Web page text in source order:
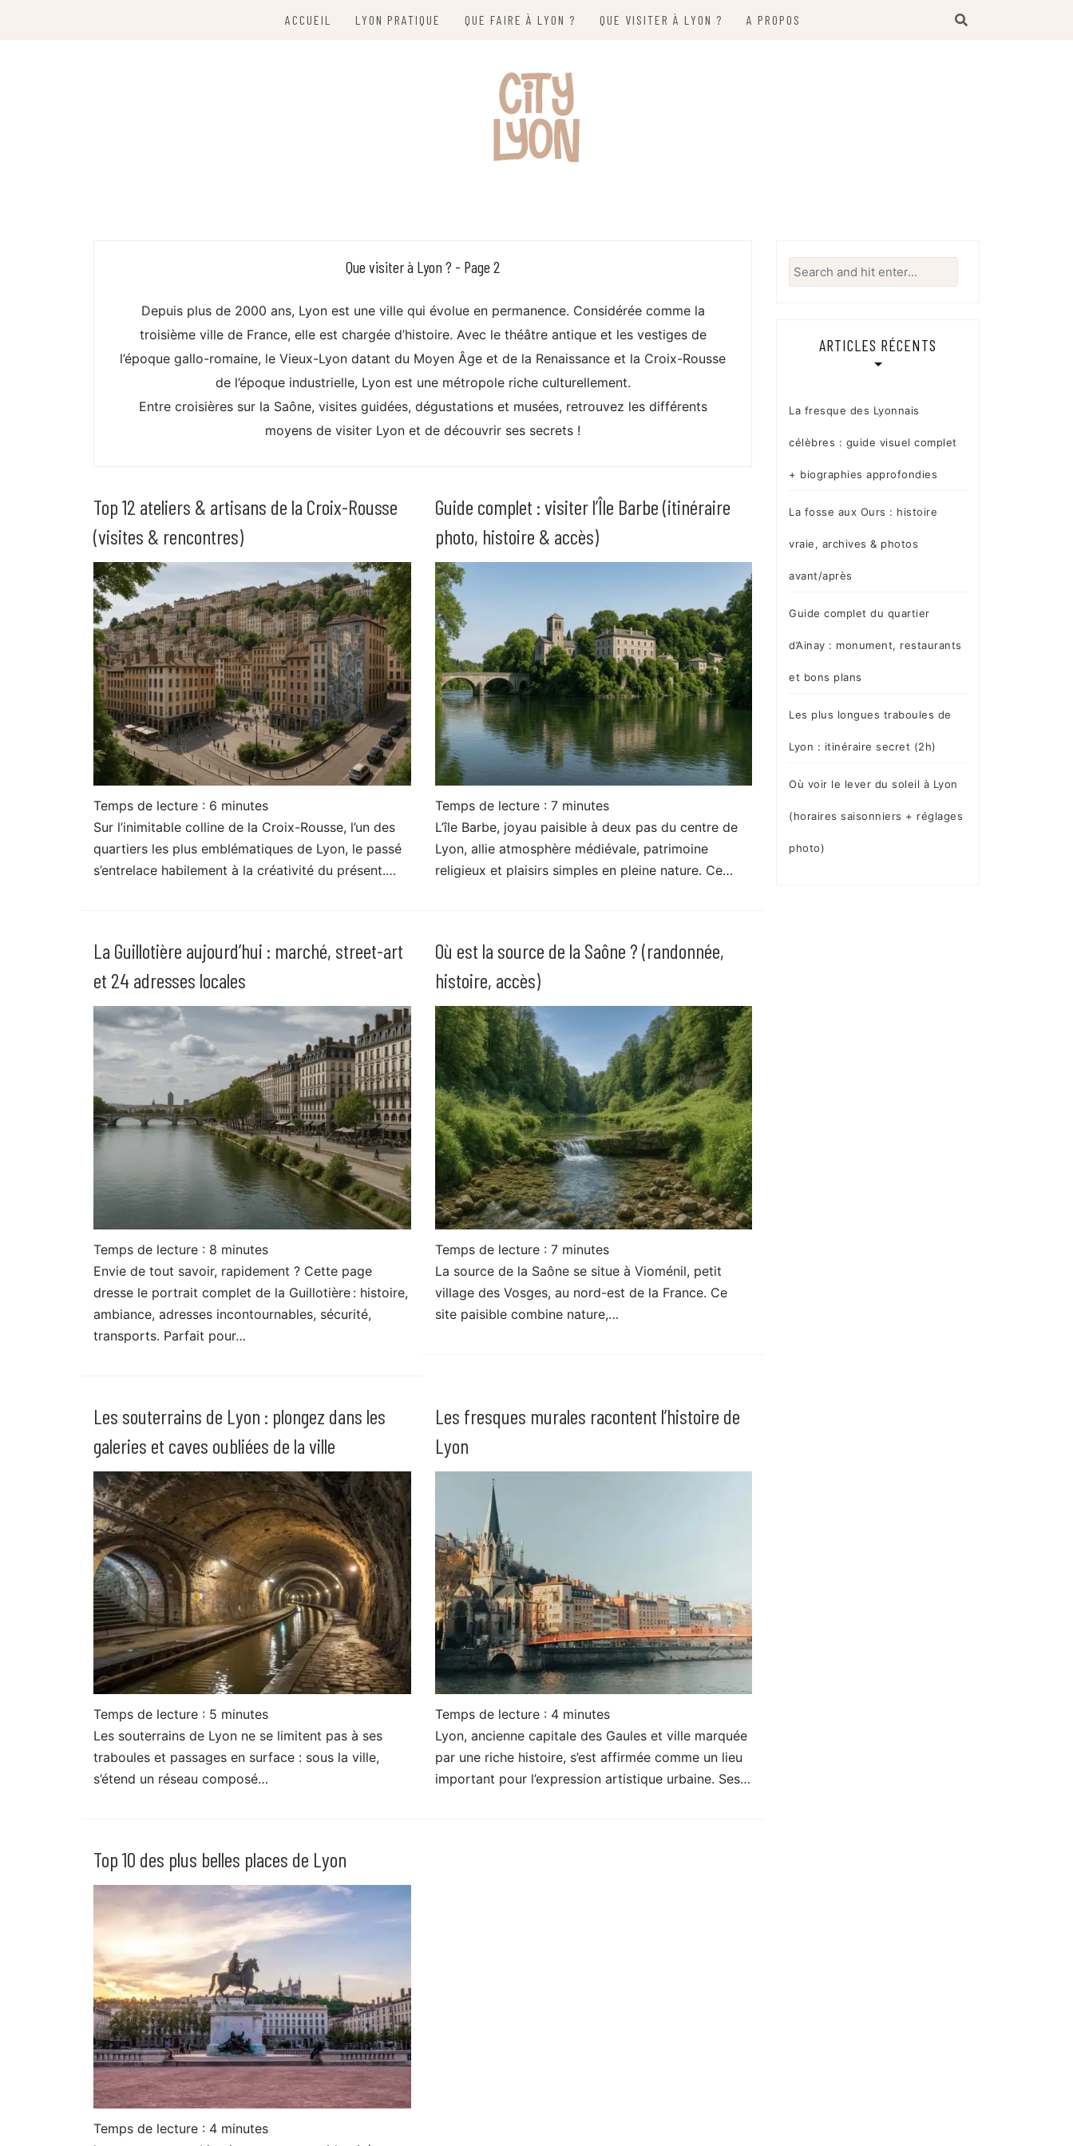
ACCUEIL LYON PRATIQUE QUE FAIRE À LYON ? QUE VISITER À LYON ? A PROPOS
Que visiter à Lyon ? - Page 2
Depuis plus de 2000 ans, Lyon est une ville qui évolue en permanence. Considérée comme la
troisième ville de France, elle est chargée d’histoire. Avec le théâtre antique et les vestiges de
l’époque gallo-romaine, le Vieux-Lyon datant du Moyen Âge et de la Renaissance et la Croix-Rousse
de l’époque industrielle, Lyon est une métropole riche culturellement.
Entre croisières sur la Saône, visites guidées, dégustations et musées, retrouvez les différents
moyens de visiter Lyon et de découvrir ses secrets !
Top 12 ateliers & artisans de la Croix-Rousse
(visites & rencontres)
Temps de lecture : 6 minutes
Sur l’inimitable colline de la Croix-Rousse, l’un des
quartiers les plus emblématiques de Lyon, le passé
s’entrelace habilement à la créativité du présent.…
Guide complet : visiter l’Île Barbe (itinéraire
photo, histoire & accès)
Temps de lecture : 7 minutes
L’île Barbe, joyau paisible à deux pas du centre de
Lyon, allie atmosphère médiévale, patrimoine
religieux et plaisirs simples en pleine nature. Ce…
La Guillotière aujourd’hui : marché, street-art
et 24 adresses locales
Temps de lecture : 8 minutes
Envie de tout savoir, rapidement ? Cette page
dresse le portrait complet de la Guillotière : histoire,
ambiance, adresses incontournables, sécurité,
transports. Parfait pour…
Où est la source de la Saône ? (randonnée,
histoire, accès)
Temps de lecture : 7 minutes
La source de la Saône se situe à Vioménil, petit
village des Vosges, au nord-est de la France. Ce
site paisible combine nature,…
Les souterrains de Lyon : plongez dans les
galeries et caves oubliées de la ville
Temps de lecture : 5 minutes
Les souterrains de Lyon ne se limitent pas à ses
traboules et passages en surface : sous la ville,
s’étend un réseau composé…
Les fresques murales racontent l’histoire de
Lyon
Temps de lecture : 4 minutes
Lyon, ancienne capitale des Gaules et ville marquée
par une riche histoire, s’est affirmée comme un lieu
important pour l’expression artistique urbaine. Ses…
Top 10 des plus belles places de Lyon
Temps de lecture : 4 minutes
Search
for:
ARTICLES RÉCENTS
La fresque des Lyonnais
célèbres : guide visuel complet
+ biographies approfondies
La fosse aux Ours : histoire
vraie, archives & photos
avant/après
Guide complet du quartier
d’Ainay : monument, restaurants
et bons plans
Les plus longues traboules de
Lyon : itinéraire secret (2h)
Où voir le lever du soleil à Lyon
(horaires saisonniers + réglages
photo)